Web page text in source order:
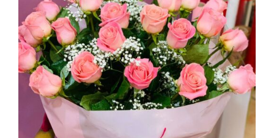
AÑADIR AL CARRITO
/
DETALLES